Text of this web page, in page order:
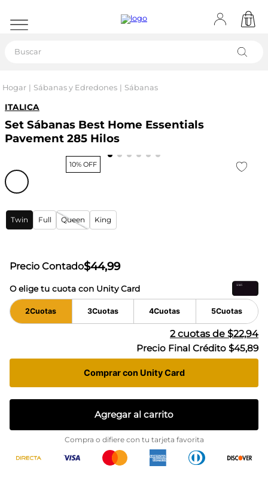
Hogar Sábanas y Edredones Sábanas
ITALICA
Set Sábanas Best Home Essentials
Pavement 285 Hilos
10% OFF
Twin Full Queen King
Precio Contado$44,99
O elige tu cuota con Unity Card
2Cuotas 3Cuotas 4Cuotas 5Cuotas
2cuotas de $22,94
Precio Final Crédito $45,89
Comprar con Unity Card
Agregar al carrito
Compra o difiere con tu tarjeta favorita